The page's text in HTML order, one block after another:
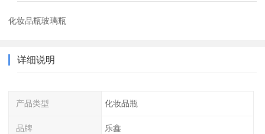
化妆品瓶玻璃瓶
详细说明
产品类型 化妆品瓶
品牌 乐鑫